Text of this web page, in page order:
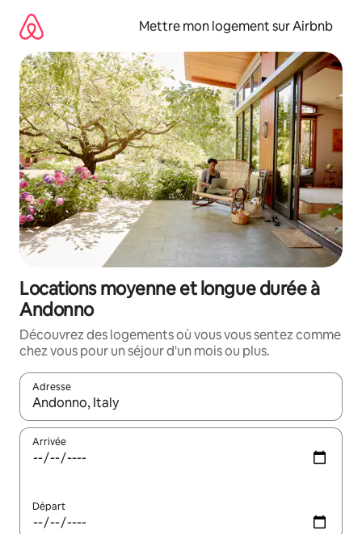
directement
contenu
Mettre mon logement sur Airbnb
Locations moyenne et longue durée à
Andonno
Découvrez des logements où vous vous sentez comme
chez vous pour un séjour d'un mois ou plus.
Adresse
Lorsque les résultats s'affichent, utilisez les flèches vers le
Arrivée
Départ